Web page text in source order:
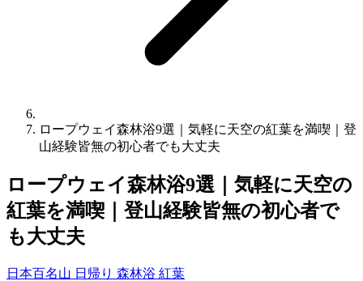
ロープウェイ森林浴9選｜気軽に天空の紅葉を満喫｜登
山経験皆無の初心者でも大丈夫
ロープウェイ森林浴9選｜気軽に天空の
紅葉を満喫｜登山経験皆無の初心者で
も大丈夫
日本百名山 日帰り 森林浴 紅葉